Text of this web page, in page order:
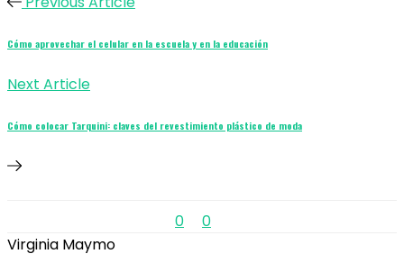
Cómo aprovechar el celular en la escuela y en la educación
Next Article
Cómo colocar Tarquini: claves del revestimiento plástico de moda
0
0
Virginia Maymo